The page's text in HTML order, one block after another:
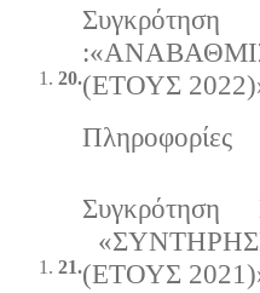
20.(ΕΤΟΥΣ
Πληροφορίες
21.(ΕΤΟΥΣ